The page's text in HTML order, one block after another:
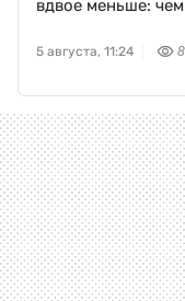
вдвое меньше:
5 августа, 11:24